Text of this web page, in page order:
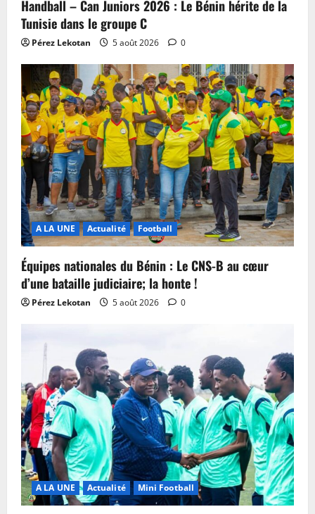
Handball – Can Juniors 2026 : Le Bénin hérite de la
Tunisie dans le groupe C
Pérez Lekotan 5 août 2026 0
A LA UNE Actualité Football
Équipes nationales du Bénin : Le CNS-B au cœur
d’une bataille judiciaire; la honte !
Pérez Lekotan 5 août 2026 0
A LA UNE Actualité Mini Football